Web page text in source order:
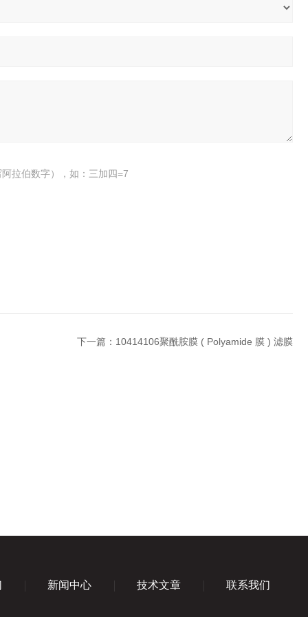
拉伯数字），如：三加四=7
下一篇： 10414106聚酰胺膜 ( Polyamide 膜 ) 滤膜
新闻中心 技术文章 联系我们